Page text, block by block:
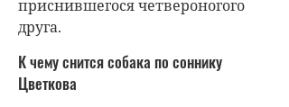
приснившегося четвероногого
друга.
К чему снится собака по соннику
Цветкова